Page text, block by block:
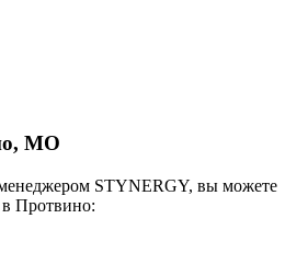
МО
STYNERGY, вы можете
в Протвино: